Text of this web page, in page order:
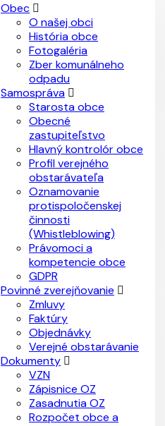
Obec
O našej obci
História obce
Fotogaléria
Zber komunálneho
odpadu
Samospráva
Starosta obce
Obecné
zastupiteľstvo
Hlavný kontrolór obce
Profil verejného
obstarávateľa
Oznamovanie
protispoločenskej
činnosti
(Whistleblowing)
Právomoci a
kompetencie obce
GDPR
Povinné zverejňovanie
Zmluvy
Faktúry
Objednávky
Verejné obstarávanie
Dokumenty
VZN
Zápisnice OZ
Zasadnutia OZ
Rozpočet obce a